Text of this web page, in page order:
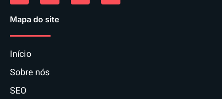
Mapa do site
Início
Sobre nós
SEO